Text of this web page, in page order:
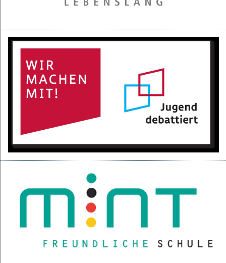
Projektpräsentation der 6d für den BGC
16.05.2025
Kurzfilme über den Izmir-Austausch im Kino
22.04.2025
KI-Fortbildung der Lehrerschaft
Null-Tage-Feier und Ferien!